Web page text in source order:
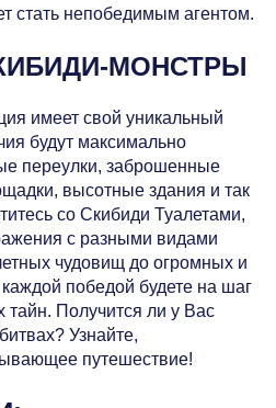
стать непобедимым агентом.
МОНСТРЫ
имеет свой уникальный
будут максимально
переулки, заброшенные
высотные здания и так
со Скибиди Туалетами,
с разными видами
чудовищ до огромных и
победой будете на шаг
тайн. Получится ли у Вас
Узнайте,
путешествие!